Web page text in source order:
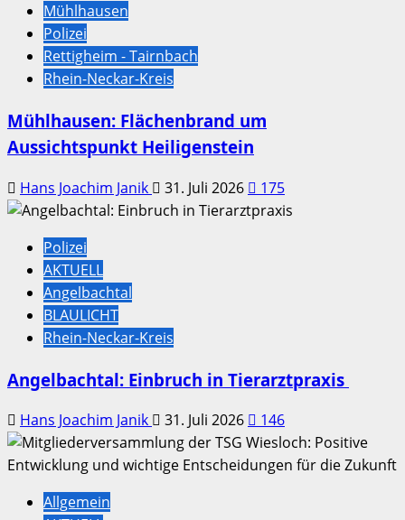
Mühlhausen
Polizei
Rettigheim - Tairnbach
Rhein-Neckar-Kreis
Mühlhausen: Flächenbrand um
Aussichtspunkt Heiligenstein
Hans Joachim Janik 31. Juli 2026 175
Polizei
AKTUELL
Angelbachtal
BLAULICHT
Rhein-Neckar-Kreis
Angelbachtal: Einbruch in Tierarztpraxis
Hans Joachim Janik 31. Juli 2026 146
Allgemein